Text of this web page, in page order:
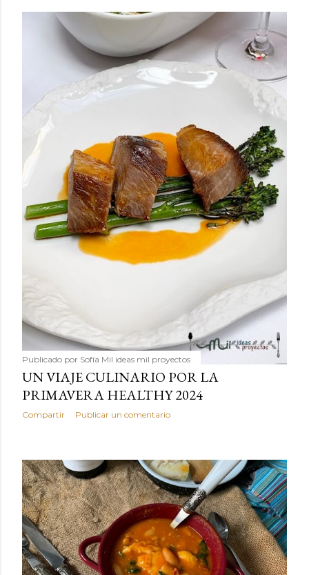
Publicado por Sofía Mil ideas mil proyectos
UN VIAJE CULINARIO POR LA
PRIMAVERA HEALTHY 2024
Compartir Publicar un comentario